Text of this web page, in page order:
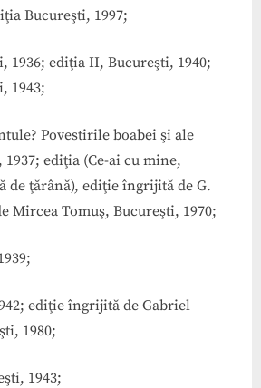
Bucureşti, 1997;
1936; ediţia II, Bucureşti, 1940;
1943;
Povestirile boabei şi ale
ediţia (Ce-ai cu mine,
de ţărână), ediţie îngrijită de G.
Mircea Tomuş, Bucureşti, 1970;
ediţie îngrijită de Gabriel
1980;
1943;